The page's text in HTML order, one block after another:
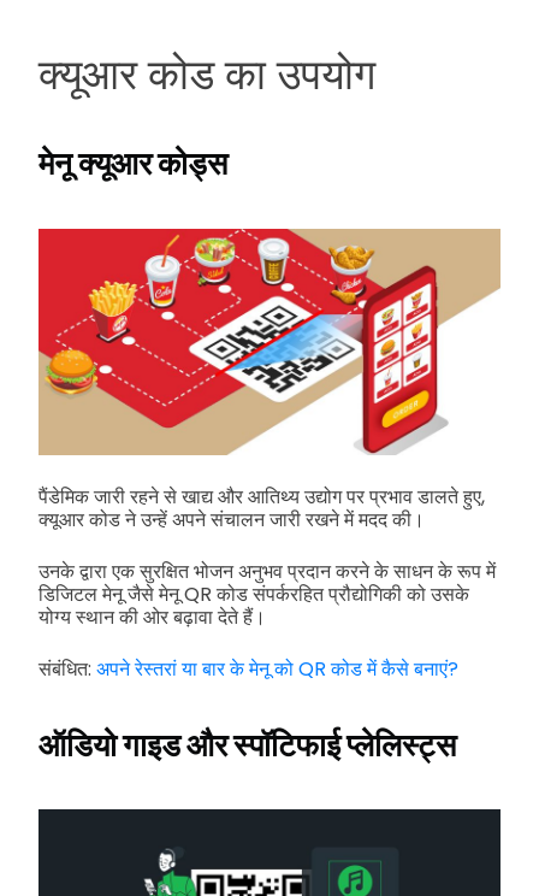
क्यूआर कोड का उपयोग
मेनू क्यूआर कोड्स
पैंडेमिक जारी रहने से खाद्य और आतिथ्य उद्योग पर प्रभाव डालते हुए,
क्यूआर कोड ने उन्हें अपने संचालन जारी रखने में मदद की।
उनके द्वारा एक सुरक्षित भोजन अनुभव प्रदान करने के साधन के रूप में
डिजिटल मेनू जैसे मेनू QR कोड संपर्करहित प्रौद्योगिकी को उसके
योग्य स्थान की ओर बढ़ावा देते हैं।
संबंधित: अपने रेस्तरां या बार के मेनू को QR कोड में कैसे बनाएं?
ऑडियो गाइड और स्पॉटिफाई प्लेलिस्ट्स